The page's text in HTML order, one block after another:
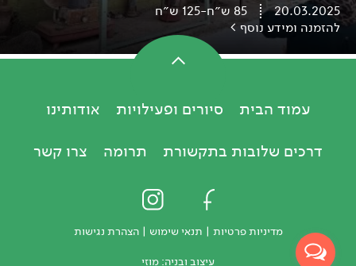
20.03.2025
85 ש״ח-
125 ש״ח
להזמנה ומידע נוסף >
עמוד הבית סיורים ופעילויות
אודותינו
דרכים שלובות בתקשורת
תרומה צרו קשר
מדיניות פרטיות| תנאי שימוש| הצהרת נגישות
עיצוב ובניה: מוזי